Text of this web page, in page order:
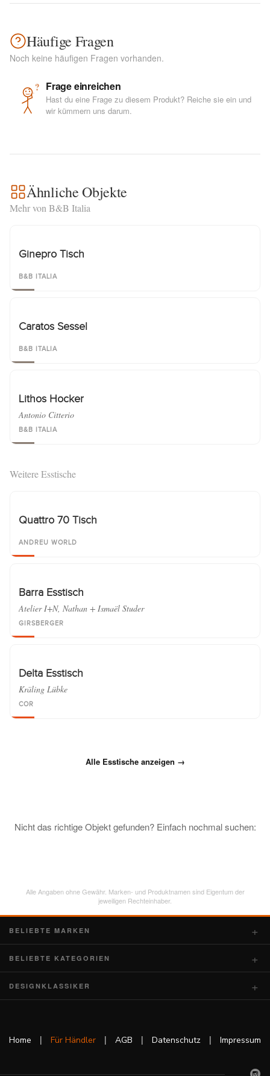
Häufige Fragen
Noch keine häufigen Fragen vorhanden.
? Frage einreichen
Hast du eine Frage zu diesem Produkt? Reiche sie ein und
wir kümmern uns darum.
Ähnliche Objekte
Mehr von B&B Italia
Ginepro Tisch
B&B ITALIA
Caratos Sessel
B&B ITALIA
Lithos Hocker
Antonio Citterio
B&B ITALIA
Weitere Esstische
Quattro 70 Tisch
ANDREU WORLD
Barra Esstisch
Atelier I+N, Nathan + Ismaël Studer
GIRSBERGER
Delta Esstisch
Kräling Lübke
COR
Alle Esstische anzeigen →
Nicht das richtige Objekt gefunden? Einfach nochmal suchen:
Alle Angaben ohne Gewähr. Marken- und Produktnamen sind Eigentum der
jeweiligen Rechteinhaber.
BELIEBTE MARKEN
BELIEBTE KATEGORIEN
DESIGNKLASSIKER
Home | Für Händler | AGB | Datenschutz | Impressum